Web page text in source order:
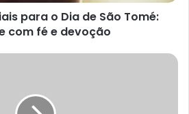
para o Dia de São Tomé:
com fé e devoção